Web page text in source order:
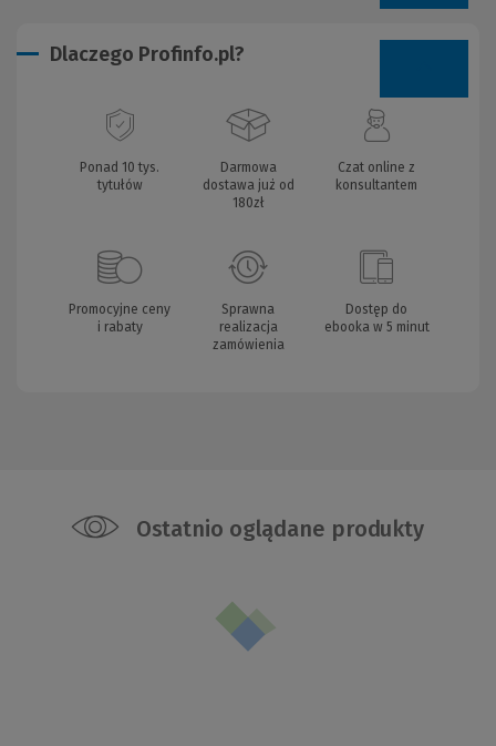
Dlaczego Profinfo.pl?
Ponad 10 tys.
tytułów
Darmowa
dostawa już od
180zł
Czat online z
konsultantem
Promocyjne ceny
i rabaty
Sprawna
realizacja
zamówienia
Dostęp do
ebooka w 5 minut
Ostatnio oglądane produkty